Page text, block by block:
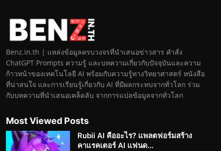
Benz.in.th | แหล่งข้อมูลครบวงจรที่นำเสนอข่าวสาร คำสั่ง
ChatGPT Prompts ความรู้ และบทความเกี่ยวกับปัจจุบันและความ
ก้าวหน้าของเทคโนโลยี AI พร้อมกับความรู้ทางวิทยาศาสตร์ หนังสือ
ที่น่าสนใจ และการเรียนรู้เกี่ยวกับ AI ที่มีผลกระทบจากทั่วโลก ร่วม
กับบทความที่นำเสนอเคล็ดลับ จากการแปลข้อมูลจากทั่วโลก
Most Viewed Posts
Rubii AI คืออะไร? แพลตฟอร์มสร้าง
คาแรคเตอร์ AI แฟนด...